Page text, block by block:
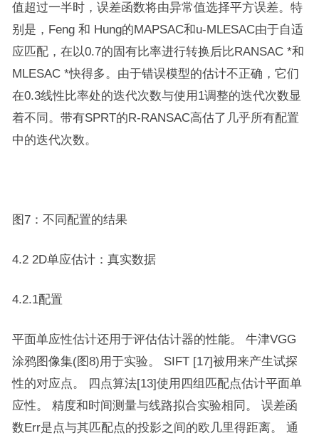
值超过一半时，误差函数将由异常值选择平方误差。特
别是，Feng 和 Hung的MAPSAC和u-MLESAC由于自适
应匹配，在以0.7的固有比率进行转换后比RANSAC *和
MLESAC *快得多。由于错误模型的估计不正确，它们
在0.3线性比率处的迭代次数与使用1调整的迭代次数显
着不同。带有SPRT的R-RANSAC高估了几乎所有配置
中的迭代次数。
图7：不同配置的结果
4.2 2D单应估计：真实数据
4.2.1配置
平面单应性估计还用于评估估计器的性能。 牛津VGG
涂鸦图像集(图8)用于实验。 SIFT [17]被用来产生试探
性的对应点。 四点算法[13]使用四组匹配点估计平面单
应性。 精度和时间测量与线路拟合实验相同。 误差函
数Err是点与其匹配点的投影之间的欧几里得距离。 通